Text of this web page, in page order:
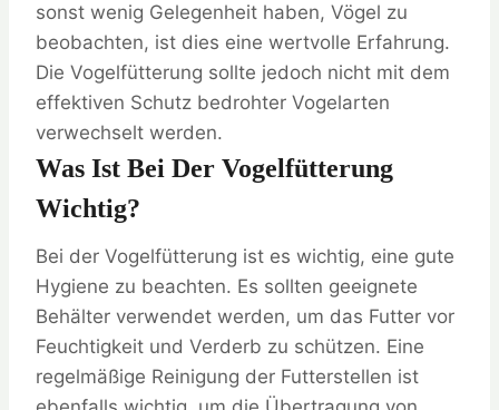
sonst wenig Gelegenheit haben, Vögel zu
beobachten, ist dies eine wertvolle Erfahrung.
Die Vogelfütterung sollte jedoch nicht mit dem
effektiven Schutz bedrohter Vogelarten
verwechselt werden.
Was Ist Bei Der Vogelfütterung
Wichtig?
Bei der Vogelfütterung ist es wichtig, eine gute
Hygiene zu beachten. Es sollten geeignete
Behälter verwendet werden, um das Futter vor
Feuchtigkeit und Verderb zu schützen. Eine
regelmäßige Reinigung der Futterstellen ist